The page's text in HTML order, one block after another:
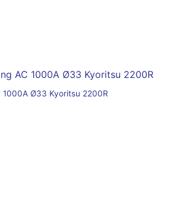
1000A Ø33 Kyoritsu 2200R